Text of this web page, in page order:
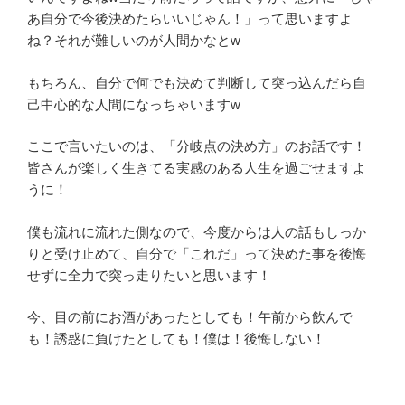
あ自分で今後決めたらいいじゃん！」って思いますよ
ね？それが難しいのが人間かなとw
もちろん、自分で何でも決めて判断して突っ込んだら自
己中心的な人間になっちゃいますw
ここで言いたいのは、「分岐点の決め方」のお話です！
皆さんが楽しく生きてる実感のある人生を過ごせますよ
うに！
僕も流れに流れた側なので、今度からは人の話もしっか
りと受け止めて、自分で「これだ」って決めた事を後悔
せずに全力で突っ走りたいと思います！
今、目の前にお酒があったとしても！午前から飲んで
も！誘惑に負けたとしても！僕は！後悔しない！